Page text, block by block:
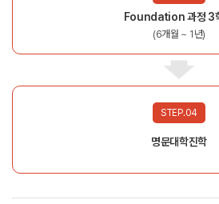
Foundation 과정 3
(6개월 ~ 1년)
STEP.04
명문대학진학